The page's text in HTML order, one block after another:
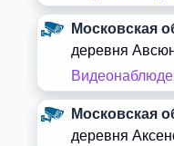
Московская
деревня
Московская
деревня